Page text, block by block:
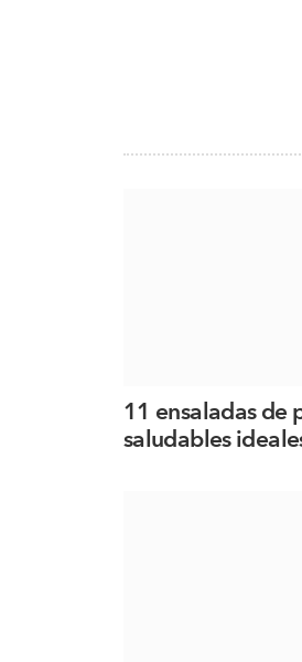
11 ensaladas de
saludables